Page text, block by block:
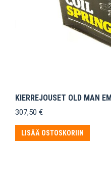
KIERREJOUSET OLD MAN
307,50 €
LISÄÄ OSTOSKORIIN